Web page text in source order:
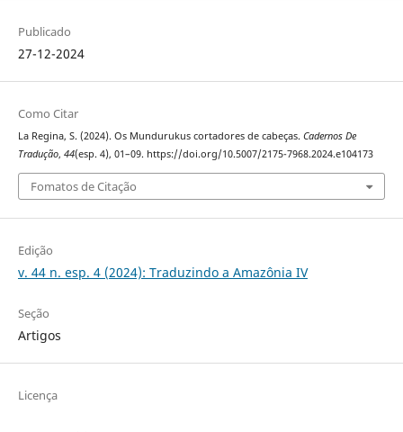
Publicado
27-12-2024
Como Citar
La Regina, S. (2024). Os Mundurukus cortadores de cabeças. Cadernos De
Tradução, 44(esp. 4), 01–09. https://doi.org/10.5007/2175-7968.2024.e104173
Fomatos de Citação
Edição
v. 44 n. esp. 4 (2024): Traduzindo a Amazônia IV
Seção
Artigos
Licença